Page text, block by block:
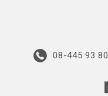
08-445 93 80